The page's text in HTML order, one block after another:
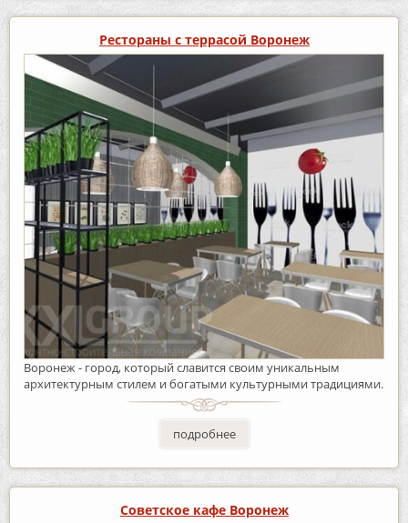
Рестораны с террасой Воронеж
Воронеж - город, который славится своим уникальным
архитектурным стилем и богатыми культурными традициями.
подробнее
Советское кафе Воронеж